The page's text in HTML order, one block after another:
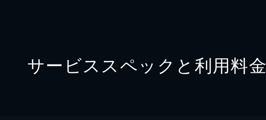
サービススペックと利用料金